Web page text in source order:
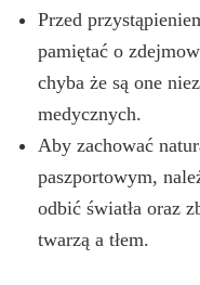
Przed
pamiętać o
chyba że są one
medycznych.
Aby zachować
paszportowym,
odbić światła oraz
twarzą a tłem.